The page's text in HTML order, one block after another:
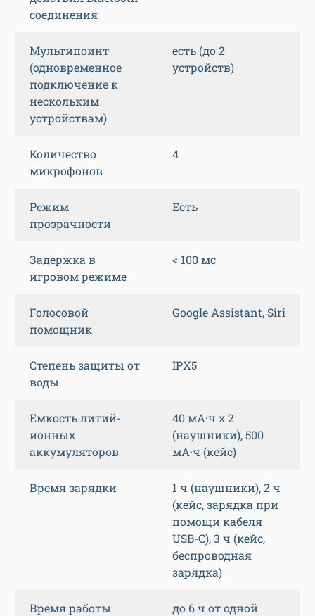
соединения
Мультипоинт
(одновременное
подключение к
нескольким
устройствам)
есть (до 2
устройств)
Количество
микрофонов
4
Режим
прозрачности
Есть
Задержка в
игровом режиме
< 100 мс
Голосовой
помощник
Google Assistant, Siri
Степень защиты от
воды
IPX5
Емкость литий-
ионных
аккумуляторов
40 мА·ч х 2
(наушники), 500
мА·ч (кейс)
Время зарядки
1 ч (наушники), 2 ч
(кейс, зарядка при
помощи кабеля
USB-C), 3 ч (кейс,
беспроводная
зарядка)
Время работы
до 6 ч от одной